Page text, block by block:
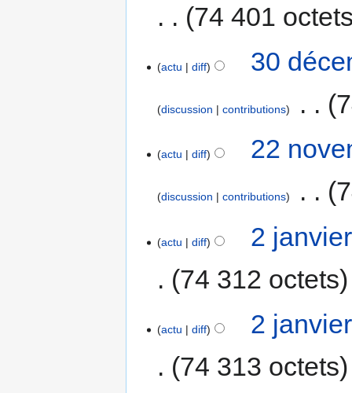
74 401
actu diff 30
discussion contributions
actu diff 22
discussion contributions
actu diff
2
74 312 octets
actu diff
2
74 313 octets